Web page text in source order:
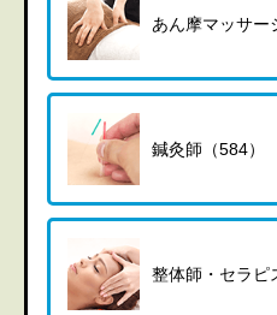
あん摩マッサー
鍼灸師（584）
整体師・セラピ